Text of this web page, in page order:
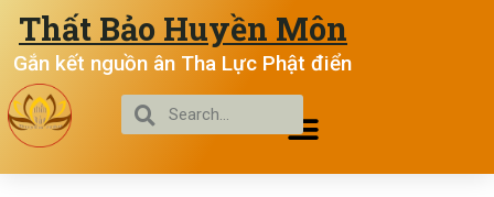
Thất Bảo Huyền Môn
Gắn kết nguồn ân Tha Lực Phật điển